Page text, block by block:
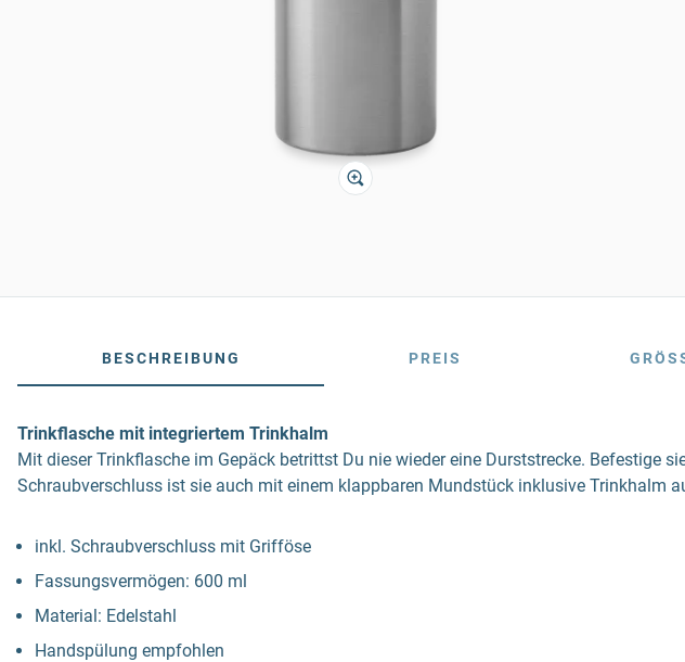
BESCHREIBUNG PREIS
Trinkflasche mit integriertem Trinkhalm
Mit dieser Trinkflasche im Gepäck betrittst Du nie wieder eine Durststrecke. Befestige
Schraubverschluss ist sie auch mit einem klappbaren Mundstück inklusive Trinkhalm
inkl. Schraubverschluss mit Grifföse
Fassungsvermögen: 600 ml
Material: Edelstahl
Handspülung empfohlen